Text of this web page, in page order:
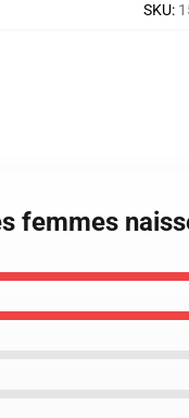
SKU:
femmes